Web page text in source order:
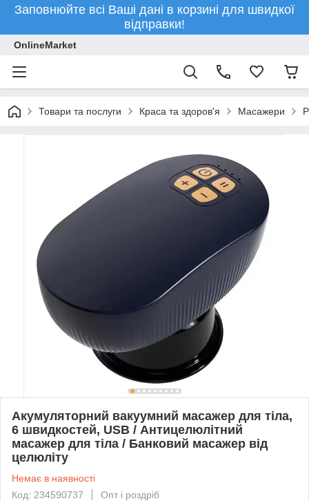
Заповнюйте всі Ваші дані в корзині для швидкої
відправки!
OnlineMarket
Товари та послуги Краса та здоров'я Масажери
Акумуляторний вакуумний масажер для тіла,
6 швидкостей, USB / Антицелюлітний
масажер для тіла / Банковий масажер від
целюліту
Немає в наявності
Код: 234590737
Опт і роздріб